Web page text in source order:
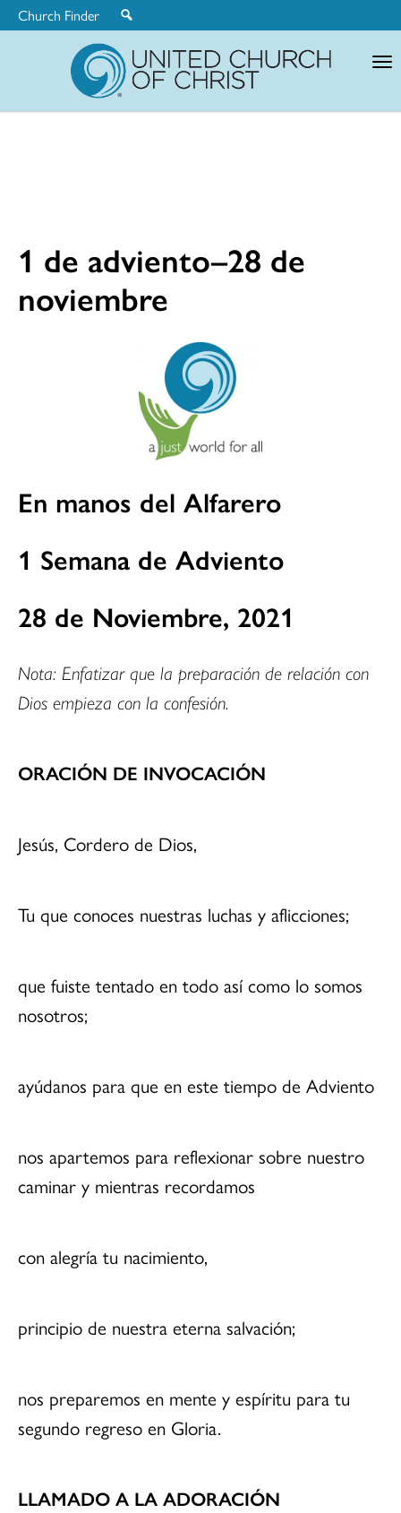
Church Finder
1 de adviento–28 de
noviembre
En manos del Alfarero
1 Semana de Adviento
28 de Noviembre, 2021
Nota: Enfatizar que la preparación de relación con
Dios empieza con la confesión.
ORACIÓN DE INVOCACIÓN
Jesús, Cordero de Dios,
Tu que conoces nuestras luchas y aflicciones;
que fuiste tentado en todo así como lo somos
nosotros;
ayúdanos para que en este tiempo de Adviento
nos apartemos para reflexionar sobre nuestro
caminar y mientras recordamos
con alegría tu nacimiento,
principio de nuestra eterna salvación;
nos preparemos en mente y espíritu para tu
segundo regreso en Gloria.
LLAMADO A LA ADORACIÓN